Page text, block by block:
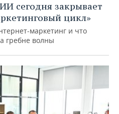
сегодня закрывает
цикл»
маркетинг и что
гребне волны